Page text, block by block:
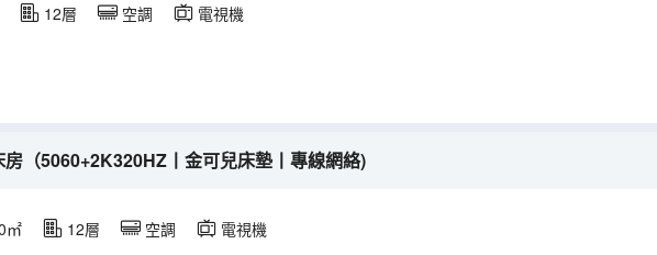
12層 空調 電視機
（5060+2K320HZ丨金可兒床墊丨專線網絡)
㎡ 12層 空調 電視機